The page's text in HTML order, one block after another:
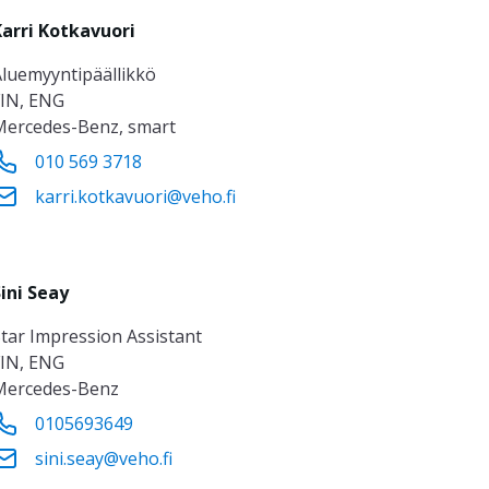
Kotkavuori
aluemyyntipäällikkö
ENG
Benz, smart
010 569 3718
karri.kotkavuori@veho.fi
Seay
Star Impression Assistant
ENG
Benz
0105693649
sini.seay@veho.fi